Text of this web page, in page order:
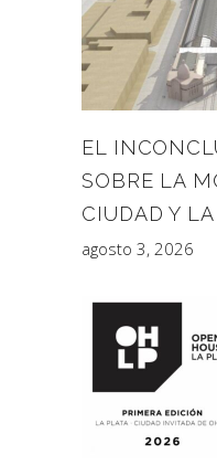
EL
SOBRE LA
CIUDAD Y
agosto 3, 2026